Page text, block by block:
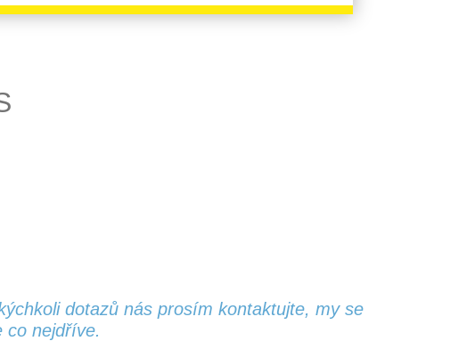
dotazů nás prosím kontaktujte, my se
co nejdříve.